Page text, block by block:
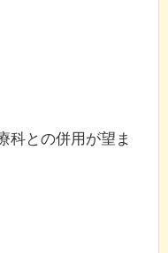
科との併用が望ま